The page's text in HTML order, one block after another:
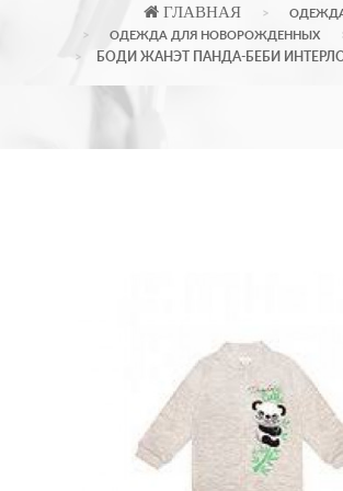
ГЛАВНАЯ
ОДЕЖДА ДЛЯ НОВОРОЖДЕННЫХ
БОДИ ЖАНЭТ ПАНДА-БЕБИ